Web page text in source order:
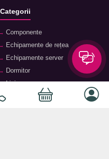
Categorii
Componente
Echipamente de rețea
Echipamente server
Dormitor
Living
Bucătărie